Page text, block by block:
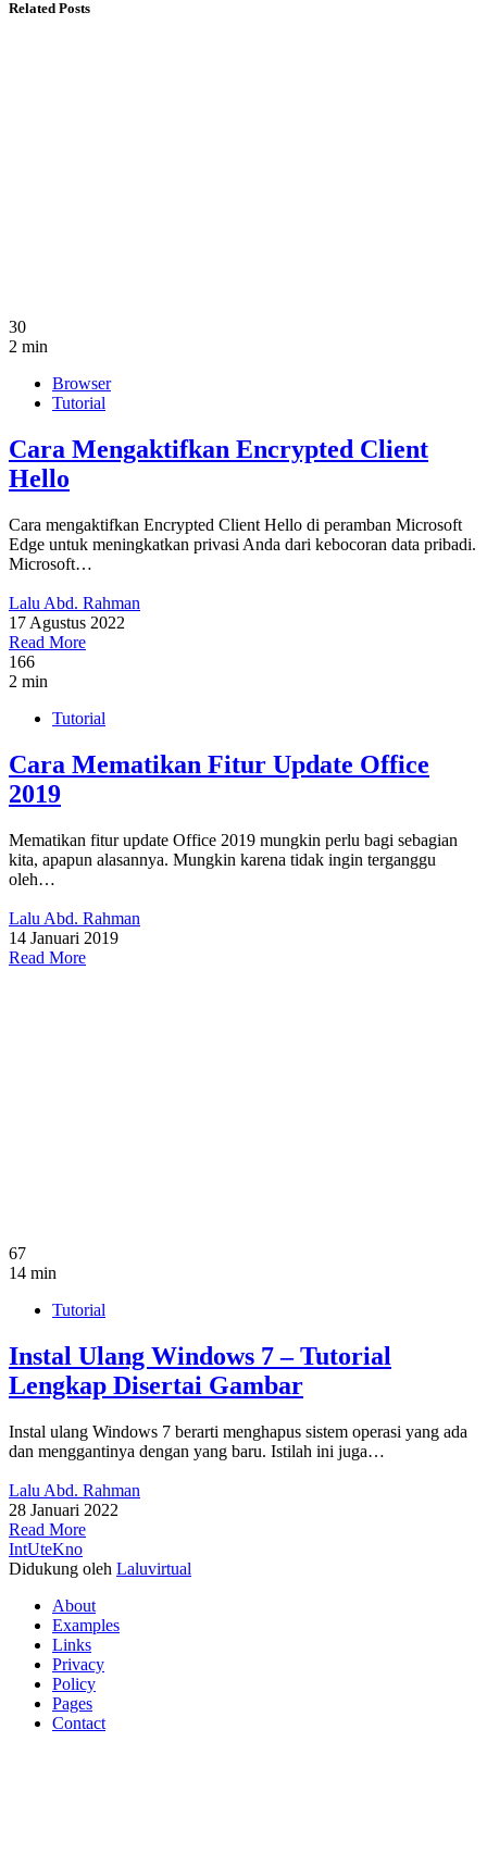
Related Posts
30
2 min
Browser
Tutorial
Cara Mengaktifkan Encrypted Client
Hello
Cara mengaktifkan Encrypted Client Hello di peramban Microsoft
Edge untuk meningkatkan privasi Anda dari kebocoran data pribadi.
Microsoft…
Lalu Abd. Rahman
17 Agustus 2022
Read More
166
2 min
Tutorial
Cara Mematikan Fitur Update Office
2019
Mematikan fitur update Office 2019 mungkin perlu bagi sebagian
kita, apapun alasannya. Mungkin karena tidak ingin terganggu
oleh…
Lalu Abd. Rahman
14 Januari 2019
Read More
67
14 min
Tutorial
Instal Ulang Windows 7 – Tutorial
Lengkap Disertai Gambar
Instal ulang Windows 7 berarti menghapus sistem operasi yang ada
dan menggantinya dengan yang baru. Istilah ini juga…
Lalu Abd. Rahman
28 Januari 2022
Read More
IntUteKno
Didukung oleh Laluvirtual
About
Examples
Links
Privacy
Policy
Pages
Contact